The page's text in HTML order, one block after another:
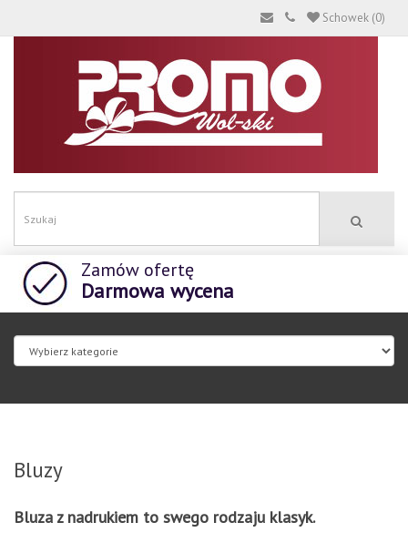
Schowek (0)
Zamów ofertę
Darmowa wycena
Bluzy
Bluza z nadrukiem to swego rodzaju klasyk.